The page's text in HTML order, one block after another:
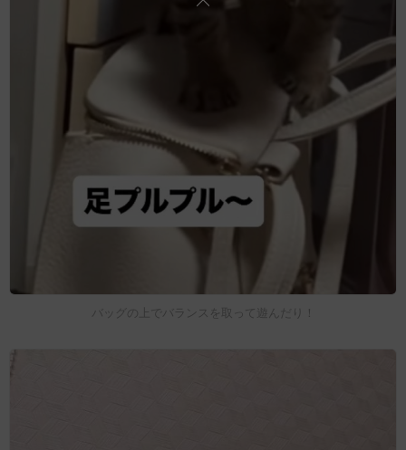
バッグの上でバランスを取って遊んだり！